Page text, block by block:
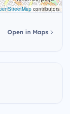
contributors
Open in Maps